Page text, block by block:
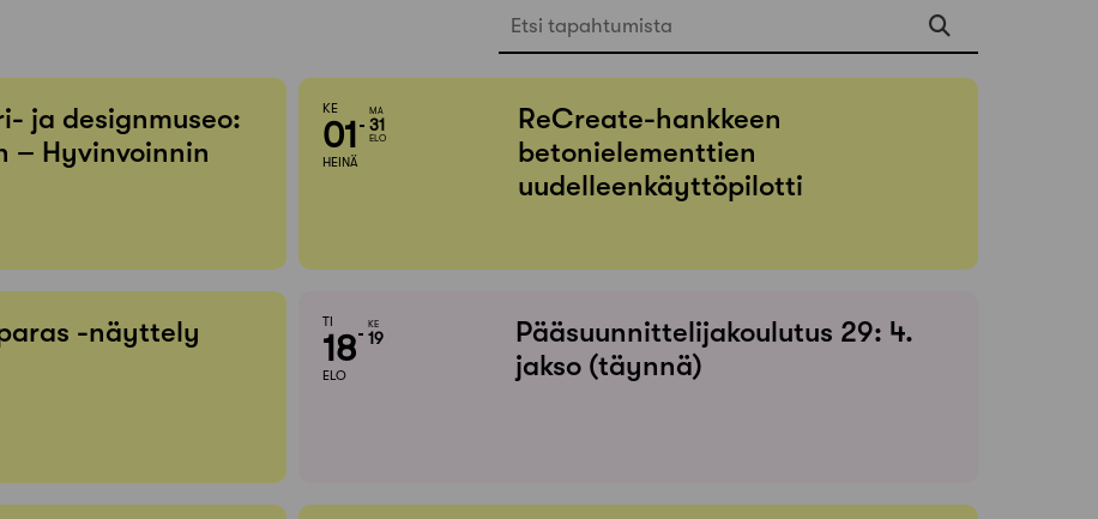
Etsi tapahtumista
ja designmuseo:
– Hyvinvoinnin
KE
01
HEINÄ
MA
31
ELO
ReCreate-hankkeen
betonielementtien
uudelleenkäyttöpilotti
-näyttely
TI
18
ELO
KE
19
Pääsuunnittelijakoulutus 29: 4.
jakso (täynnä)